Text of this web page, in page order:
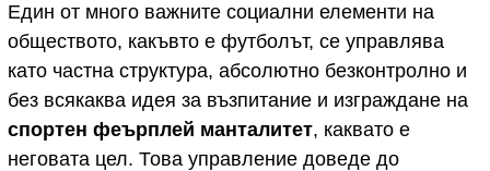
Един от много важните социални елементи на
обществото, какъвто е футболът, се управлява
като частна структура, абсолютно безконтролно и
без всякаква идея за възпитание и изграждане на
спортен феърплей манталитет, каквато е
неговата цел. Това управление доведе до